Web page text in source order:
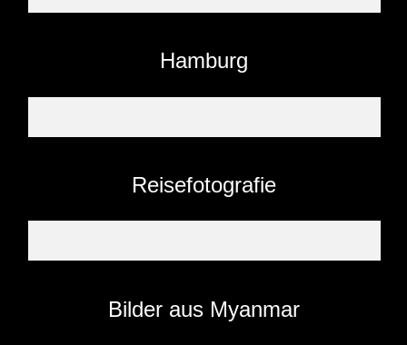
Hamburg
Reisefotografie
Bilder aus Myanmar